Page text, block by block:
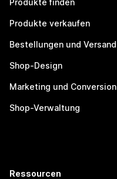
Produkte finden
Produkte verkaufen
Bestellungen und Versand
Shop-Design
Marketing und Conversion
Shop-Verwaltung
Ressourcen